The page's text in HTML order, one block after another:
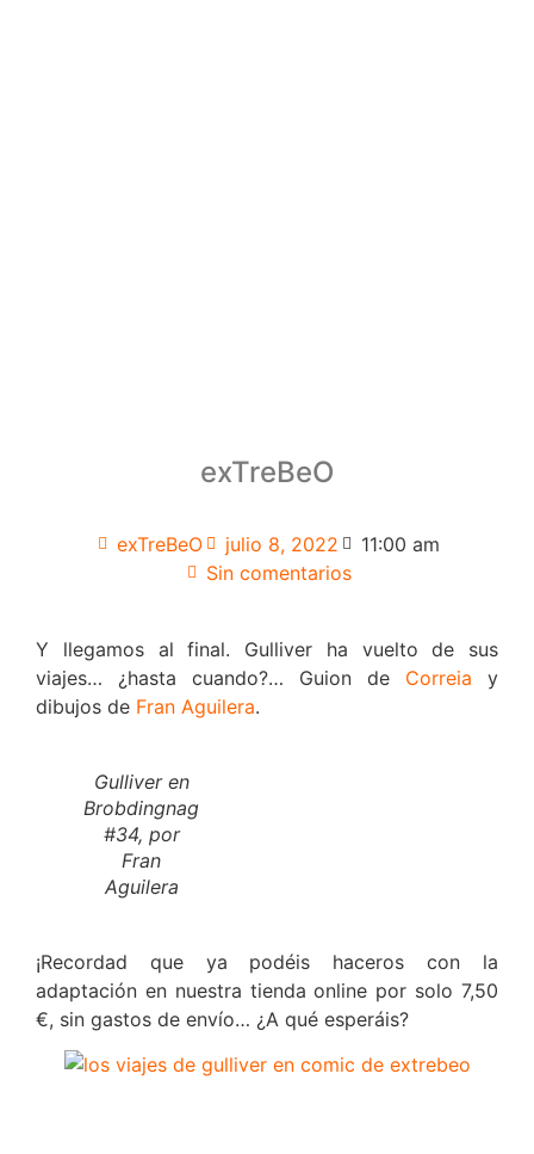
exTreBeO
exTreBeO julio 8, 2022
11:00 am
Sin comentarios
Y llegamos al final. Gulliver ha vuelto de sus
viajes… ¿hasta cuando?… Guion de Correia y
dibujos de Fran Aguilera.
Gulliver en
Brobdingnag
#34, por
Fran
Aguilera
¡Recordad que ya podéis haceros con la
adaptación en nuestra tienda online por solo 7,50
€, sin gastos de envío… ¿A qué esperáis?